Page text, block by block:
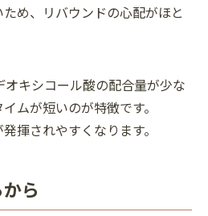
め、リバウンドの心配がほと
キシコール酸の配合量が少な
ムが短いのが特徴です。
揮されやすくなります。
ら